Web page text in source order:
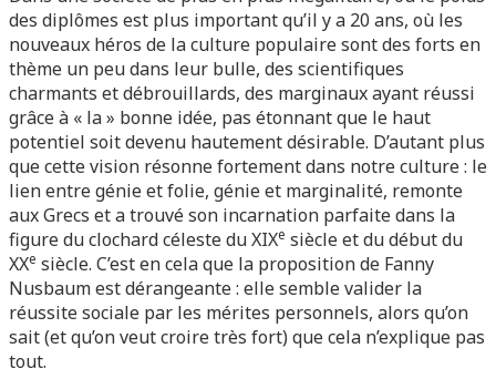
des diplômes est plus important qu’il y a 20 ans, où les
nouveaux héros de la culture populaire sont des forts en
thème un peu dans leur bulle, des scientifiques
charmants et débrouillards, des marginaux ayant réussi
grâce à « la » bonne idée, pas étonnant que le haut
potentiel soit devenu hautement désirable. D’autant plus
que cette vision résonne fortement dans notre culture : le
lien entre génie et folie, génie et marginalité, remonte
aux Grecs et a trouvé son incarnation parfaite dans la
figure du clochard céleste du XIXe siècle et du début du
XXe siècle. C’est en cela que la proposition de Fanny
Nusbaum est dérangeante : elle semble valider la
réussite sociale par les mérites personnels, alors qu’on
sait (et qu’on veut croire très fort) que cela n’explique pas
tout.